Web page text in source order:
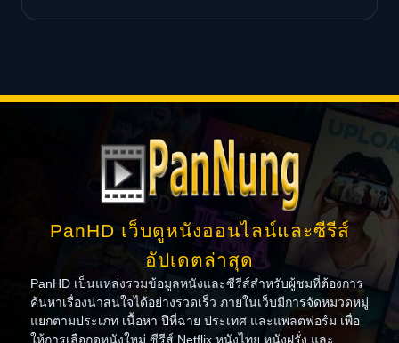
PanHD เว็บดูหนังออนไลน์และซีรีส์
อัปเดตล่าสุด
PanHD เป็นแหล่งรวมข้อมูลหนังและซีรีส์สำหรับผู้ชมที่ต้องการ
ค้นหาเรื่องน่าสนใจได้อย่างรวดเร็ว ภายในเว็บมีการจัดหมวดหมู่
แยกตามประเภท เนื้อหา ปีที่ฉาย ประเทศ และแพลตฟอร์ม เพื่อ
ให้การเลือกดูหนังใหม่ ซีรีส์ Netflix หนังไทย หนังฝรั่ง และ